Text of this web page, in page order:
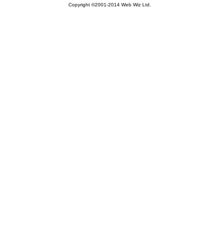
Copyright ©2001-2014 Web Wiz Ltd.